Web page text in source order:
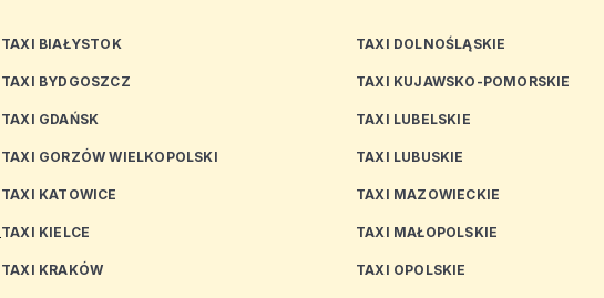
TAXI BIAŁYSTOK
TAXI BYDGOSZCZ
TAXI GDAŃSK
TAXI GORZÓW WIELKOPOLSKI
TAXI KATOWICE
TAXI KIELCE
TAXI KRAKÓW
TAXI DOLNOŚLĄSKIE
TAXI KUJAWSKO-POMORSKIE
TAXI LUBELSKIE
TAXI LUBUSKIE
TAXI MAZOWIECKIE
TAXI MAŁOPOLSKIE
TAXI OPOLSKIE